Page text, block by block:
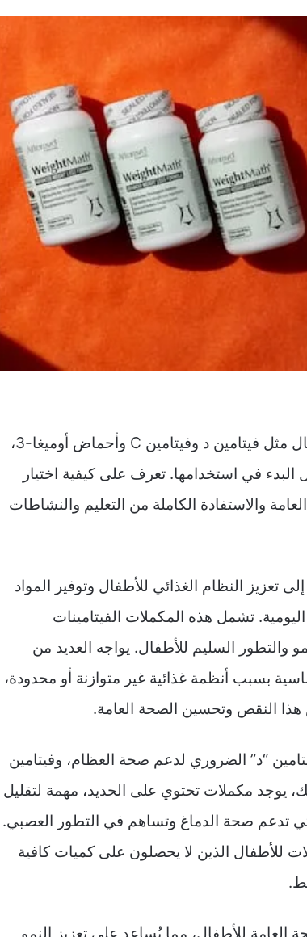
يتناول المقال أهمية المكملات الغذائية للأطفال مثل فيتامين د وفيتامين C وأحماض أوميغا-3،
في استخدامها. تعرف على كيفية اختيار
والاستفادة الكاملة من التعليم والنشاطات
تعزيز النظام الغذائي للأطفال وتوفير المواد
تشمل هذه المكملات الفيتامينات
والتطور السليم للأطفال. يواجه العديد من
بسبب أنظمة غذائية غير متوازنة أو محدودة،
هذا النقص وتحسين الصحة العامة.
“د” الضروري لدعم صحة العظام، وفيتامين
يوجد مكملات تحتوي على الحديد، مهمة لتقليل
أوميغا-3 الدهنية التي تدعم صحة الدماغ وتساهم في التطور العصبي.
للأطفال الذين لا يحصلون على كميات كافية
العامة للأطفال، مما يُساعد على تعزيز النمو